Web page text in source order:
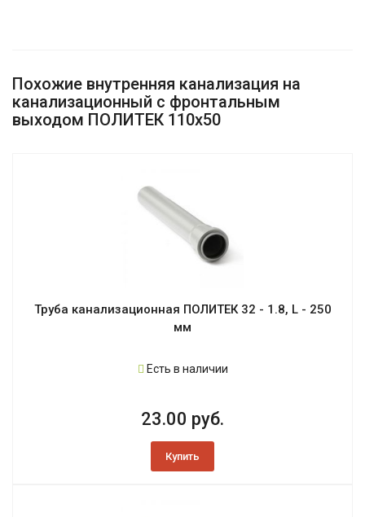
Похожие внутренняя канализация на
канализационный с фронтальным
выходом ПОЛИТЕК 110х50
Труба канализационная ПОЛИТЕК 32 - 1.8, L - 250
мм
Есть в наличии
23.00 руб.
Купить